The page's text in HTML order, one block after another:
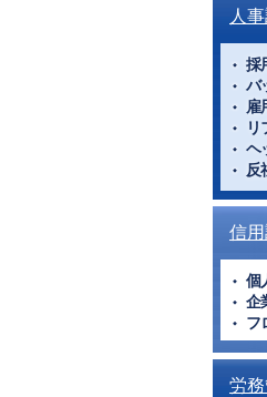
人
採
バ
雇
リ
ヘ
反
信
個
企
フ
労